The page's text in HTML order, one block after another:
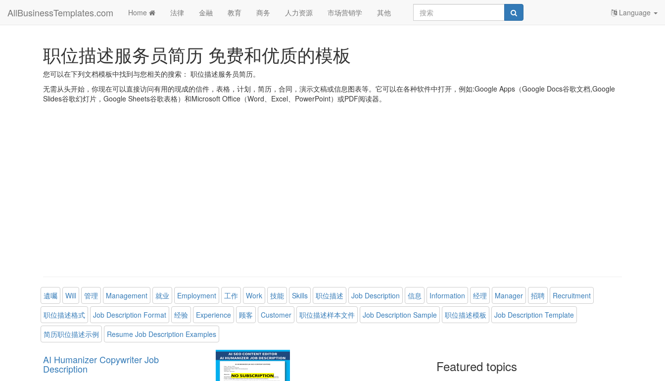
AllBusinessTemplates.com Home 法律 金融 教育 商务 人力资源 市场营销学 其他 Language
职位描述服务员简历 免费和优质的模板
您可以在下列文档模板中找到与您相关的搜索： 职位描述服务员简历。
无需从头开始，你现在可以直接访问有用的现成的信件，表格，计划，简历，合同，演示文稿或信息图表等。它可以在各种软件中打开，例如:Google Apps（Google Docs谷歌文档,Google
Slides谷歌幻灯片，Google Sheets谷歌表格）和Microsoft Office（Word、Excel、PowerPoint）或PDF阅读器。
遺囑 Will 管理 Management 就业 Employment 工作 Work 技能 Skills 职位描述 Job Description 信息 Information 经理 Manager 招聘
Recruitment
职位描述格式
Job Description Format 经验 Experience 顾客 Customer 职位描述样本文件 Job Description Sample 职位描述模板
Job Description Template
简历职位描述示例
Resume Job Description Examples
AI Humanizer Copywriter Job
Description Featured topics